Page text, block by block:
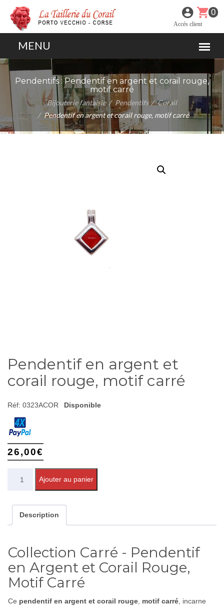
0
Accés client
Pendentifs :Pendentif en argent et corail rouge,
motif carré
Bijouterie fantaisie Pendentifs
Corail
Pendentif en argent et corail rouge, motif carré
Pendentif en argent et
corail rouge, motif carré
Réf: 0323ACOR Disponible
26,00€
Ajouter au panier
Description
Collection Carré - Pendentif
en Argent et Corail Rouge,
Motif Carré
Ce pendentif en argent et corail rouge motif carré , incarne